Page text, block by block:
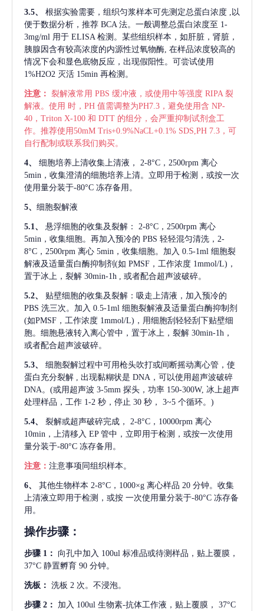
3.5、 根据实验需要，组织匀浆样本可先测定总蛋白浓度 ,以
便于数据分析，推荐 BCA 法。一般调整总蛋白浓度至 1-
3mg/ml 用于 ELISA 检测。某些组织样本，如肝脏，肾脏，
胰腺因含有较高浓度的内源性过氧物酶, 在样品浓度较高的
情况下会和显色底物反应，出现假阳性。可尝试使用
1%H2O2 灭活 15min 再检测。
注意： 裂解液常用 PBS 缓冲液，或使用中等强度 RIPA 裂
解液。使用 时，PH 值需调整为PH7.3，避免使用含 NP-
40，Triton X-100 和 DTT 的组分，会严重抑制试剂盒工
作。推荐使用50mM Tris+0.9%NaCL+0.1% SDS,PH 7.3，可
自行配制或联系我们购买。
4、 细胞培养上清收集上清液，
2-8°C，2500rpm 离心
5min，收集澄清的细胞培养上清。立即用于检测，或按一次
使用量分装于-80°C 冻存备用。
5、 细胞裂解液
5.1、 悬浮细胞的收集及裂解：
2-8°C，2500rpm 离心
5min，收集细胞。再加入预冷的 PBS 轻轻混匀清洗，2-
8°C，2500rpm 离心 5min，收集细胞。加入 0.5-1ml 细胞裂
解液及适量蛋白酶抑制剂(如 PMSF，工作浓度 1mmol/L)，
置于冰上，裂解 30min-1h , 或者配合超声波破碎。
5.2、
贴壁细胞的收集及裂解：吸走上清液，加入预冷的
PBS 洗三次。加入 0.5-1ml 细胞裂解液及适量蛋白酶抑制剂
(如PMSF，工作浓度 1mmol/L)，用细胞刮轻轻刮下贴壁细
胞。细胞悬液转入离心管中，置于冰上，裂解 30min-1h，
或者配合超声波破碎。
5.3、
细胞裂解过程中可用枪头吹打或间断摇动离心管，使
蛋白充分裂解 , 出现黏糊状是 DNA，可以使用超声波破碎
DNA。(或用超声波 3-5mm 探头，功率 150-300W, 冰上超声
处理样品，工作 1-2 秒，停止 30 秒， 3~5 个循环。)
5.4、 裂解或超声破碎完成，
2-8°C，10000rpm 离心
10min，上清移入 EP 管中，立即用于检测，或按一次使用
量分装于-80°C 冻存备用。
注意： 注意事项同组织样本。
6、 其他生物样本 2-8°C，1000×g 离心样品 20 分钟。收集
上清液立即用于检测，或按 一次使用量分装于-80°C 冻存备
用。
操作步骤：
步骤 1： 向孔中加入 100ul 标准品或待测样品，贴上覆膜，
37°C 静置孵育 90 分钟。
洗板： 洗板 2 次。不浸泡。
步骤 2： 加入 100ul 生物素-抗体工作液，贴上覆膜， 37°C